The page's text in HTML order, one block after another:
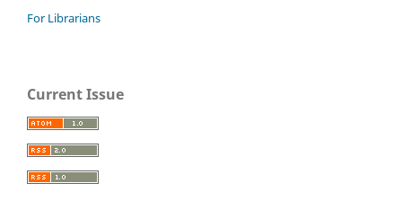
For Librarians
Current Issue